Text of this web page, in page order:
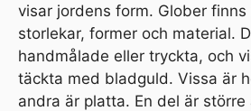
visar jordens form. Glober finns
storlekar, former och material.
handmålade eller tryckta, och
täckta med bladguld. Vissa är
andra är platta. En del är